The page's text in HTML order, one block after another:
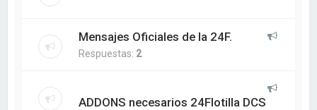
Mensajes Oficiales de la 24F.
Respuestas: 2
ADDONS necesarios 24Flotilla DCS